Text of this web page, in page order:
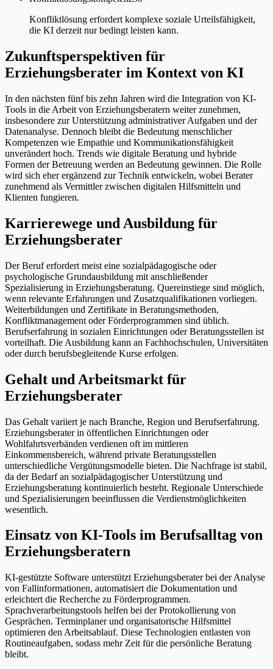
Konfliktlösung erfordert komplexe soziale Urteilsfähigkeit,
die KI derzeit nur bedingt leisten kann.
Zukunftsperspektiven für
Erziehungsberater im Kontext von KI
In den nächsten fünf bis zehn Jahren wird die Integration von KI-
Tools in die Arbeit von Erziehungsberatern weiter zunehmen,
insbesondere zur Unterstützung administrativer Aufgaben und der
Datenanalyse. Dennoch bleibt die Bedeutung menschlicher
Kompetenzen wie Empathie und Kommunikationsfähigkeit
unverändert hoch. Trends wie digitale Beratung und hybride
Formen der Betreuung werden an Bedeutung gewinnen. Die Rolle
wird sich eher ergänzend zur Technik entwickeln, wobei Berater
zunehmend als Vermittler zwischen digitalen Hilfsmitteln und
Klienten fungieren.
Karrierewege und Ausbildung für
Erziehungsberater
Der Beruf erfordert meist eine sozialpädagogische oder
psychologische Grundausbildung mit anschließender
Spezialisierung in Erziehungsberatung. Quereinstiege sind möglich,
wenn relevante Erfahrungen und Zusatzqualifikationen vorliegen.
Weiterbildungen und Zertifikate in Beratungsmethoden,
Konfliktmanagement oder Förderprogrammen sind üblich.
Berufserfahrung in sozialen Einrichtungen oder Beratungsstellen ist
vorteilhaft. Die Ausbildung kann an Fachhochschulen, Universitäten
oder durch berufsbegleitende Kurse erfolgen.
Gehalt und Arbeitsmarkt für
Erziehungsberater
Das Gehalt variiert je nach Branche, Region und Berufserfahrung.
Erziehungsberater in öffentlichen Einrichtungen oder
Wohlfahrtsverbänden verdienen oft im mittleren
Einkommensbereich, während private Beratungsstellen
unterschiedliche Vergütungsmodelle bieten. Die Nachfrage ist stabil,
da der Bedarf an sozialpädagogischer Unterstützung und
Erziehungsberatung kontinuierlich besteht. Regionale Unterschiede
und Spezialisierungen beeinflussen die Verdienstmöglichkeiten
wesentlich.
Einsatz von KI-Tools im Berufsalltag von
Erziehungsberatern
KI-gestützte Software unterstützt Erziehungsberater bei der Analyse
von Fallinformationen, automatisiert die Dokumentation und
erleichtert die Recherche zu Förderprogrammen.
Sprachverarbeitungstools helfen bei der Protokollierung von
Gesprächen. Terminplaner und organisatorische Hilfsmittel
optimieren den Arbeitsablauf. Diese Technologien entlasten von
Routineaufgaben, sodass mehr Zeit für die persönliche Beratung
bleibt.